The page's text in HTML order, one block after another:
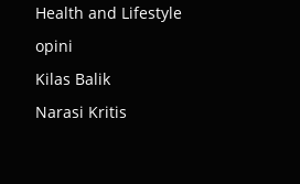
Health and Lifestyle
opini
Kilas Balik
Narasi Kritis